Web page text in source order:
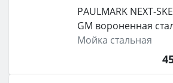
PAULMARK NEXT-
GM вороненная
Мойка стальная